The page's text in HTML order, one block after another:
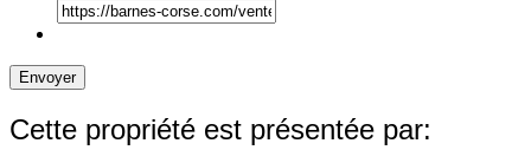
Envoyer
Cette propriété est présentée par: